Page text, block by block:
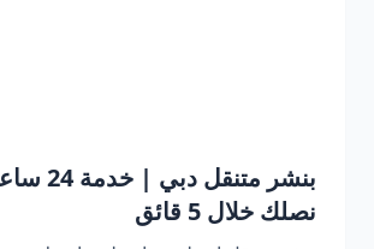
بنشر
نصلك خلال 5 قائق